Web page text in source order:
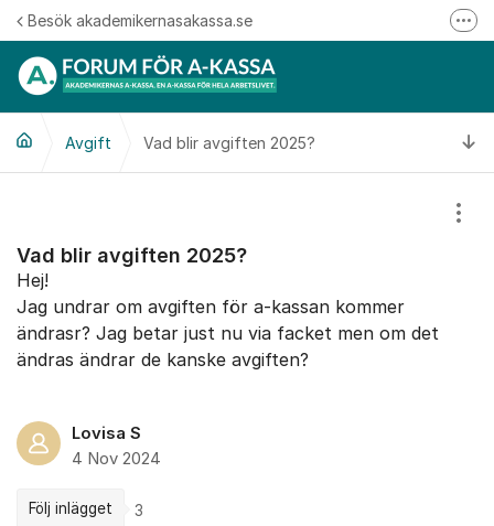
Hoppa till innehåll
Besök akademikernasakassa.se
Följ oss på Linkedin
Avgift Vad blir avgiften 2025?
Vad blir avgiften 2025?
Hej!
Jag undrar om avgiften för a-kassan kommer
ändrasr? Jag betar just nu via facket men om det
ändras ändrar de kanske avgiften?
Lovisa S
4 Nov 2024
Följ inlägget 3